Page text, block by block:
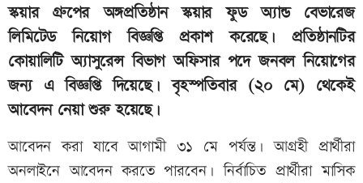
স্কয়ার গ্রুপের অঙ্গপ্রতিষ্ঠান স্কয়ার ফুড অ্যান্ড বেভারেজ
লিমিটেড নিয়োগ বিজ্ঞপ্তি প্রকাশ করেছে। প্রতিষ্ঠানটির
কোয়ালিটি অ্যাসুরেন্স বিভাগ অফিসার পদে জনবল নিয়োগের
জন্য এ বিজ্ঞপ্তি দিয়েছে। বৃহস্পতিবার (২০ মে) থেকেই
আবেদন নেয়া শুরু হয়েছে।
আবেদন করা যাবে আগামী ৩১ মে পর্যন্ত। আগ্রহী প্রার্থীরা
অনলাইনে আবেদন করতে পারবেন। নির্বাচিত প্রার্থীরা মাসিক